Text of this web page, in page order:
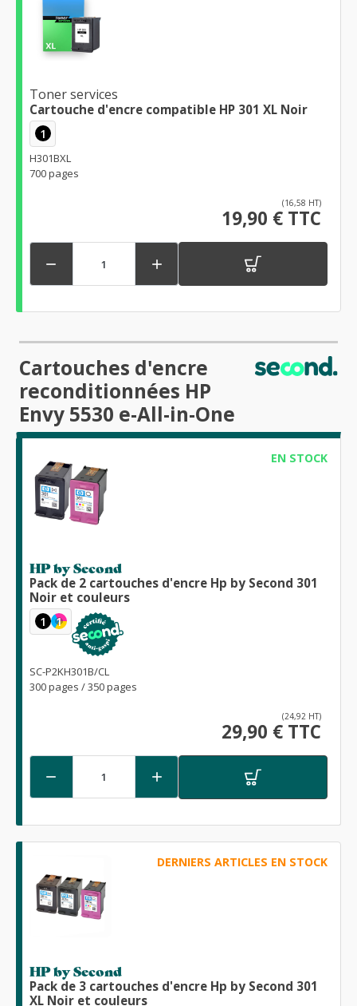
Toner services
Cartouche d'encre compatible HP 301 XL Noir
1
H301BXL
700 pages
(16,58 HT)
19,90 € TTC
 
Cartouches d'encre
reconditionnées HP
Envy 5530 e-All-in-One
EN STOCK
HP by Second
Pack de 2 cartouches d'encre Hp by Second 301
Noir et couleurs
1 1
SC-P2KH301B/CL
300 pages / 350 pages
(24,92 HT)
29,90 € TTC
 
DERNIERS ARTICLES EN STOCK
HP by Second
Pack de 3 cartouches d'encre Hp by Second 301
XL Noir et couleurs